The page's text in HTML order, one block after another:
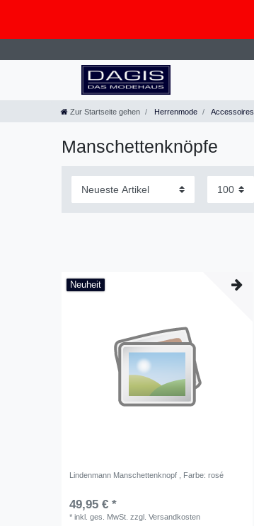
Zur Startseite gehen Herrenmode Accessoires
Manschettenknöpfe
Neuheit
Lindenmann Manschettenknopf , Farbe: rosé
49,95 € *
*inkl. ges. MwSt. zzgl.Versandkosten